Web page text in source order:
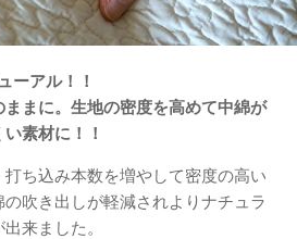
ーアル！！
まに。生地の密度を高めて中綿が
素材に！！
ち込み本数を増やして密度の高い
吹き出しが軽減されよりナチュラ
来ました。